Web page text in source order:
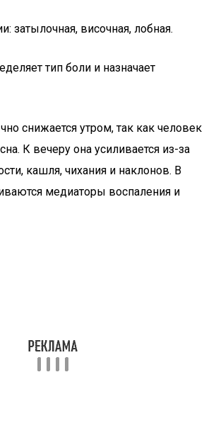
затылочная, височная, лобная.
тип боли и назначает
снижается утром, так как человек
К вечеру она усиливается из-за
кашля, чихания и наклонов. В
медиаторы воспаления и